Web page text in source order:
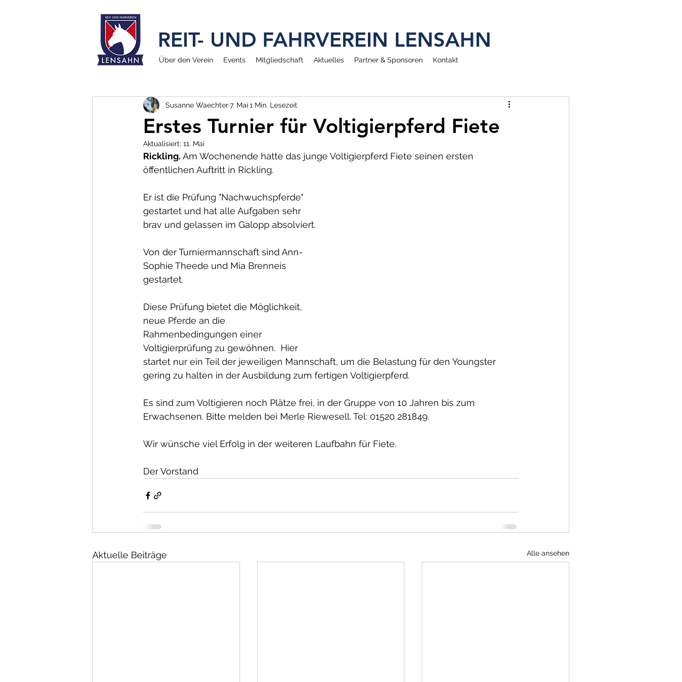
REIT- UND FAHRVEREIN LENSAHN
Über den Verein Events Mitgliedschaft Aktuelles Partner & Sponsoren Kontakt
Erstes Turnier für Voltigierpferd Fiete
Susanne Waechter7. Mai 1 Min. Lesezeit
Aktualisiert: 11. Mai
Rickling. Am Wochenende hatte das junge Voltigierpferd Fiete seinen ersten
öffentlichen Auftritt in Rickling.
Er ist die Prüfung "Nachwuchspferde"
gestartet und hat alle Aufgaben sehr
brav und gelassen im Galopp absolviert.
Von der Turniermannschaft sind Ann-
Sophie Theede und Mia Brenneis
gestartet.
Diese Prüfung bietet die Möglichkeit,
neue Pferde an die
Rahmenbedingungen einer
Voltigierprüfung zu gewöhnen.  Hier
startet nur ein Teil der jeweiligen Mannschaft, um die Belastung für den Youngster
gering zu halten in der Ausbildung zum fertigen Voltigierpferd.
Es sind zum Voltigieren noch Plätze frei, in der Gruppe von 10 Jahren bis zum
Erwachsenen. Bitte melden bei Merle Riewesell. Tel: 01520 281849.
Wir wünsche viel Erfolg in der weiteren Laufbahn für Fiete.
Der Vorstand
Aktuelle Beiträge Alle ansehen